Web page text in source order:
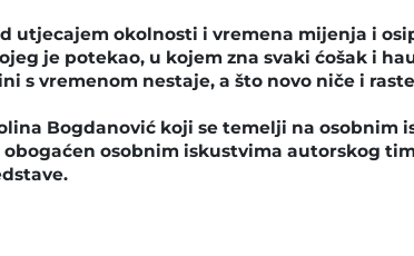
utjecajem okolnosti i vremena mijenja i
je potekao, u kojem zna svaki ćošak i
s vremenom nestaje, a što novo niče i
Bogdanović koji se temelji na osobnim
osobnim iskustvima autorskog